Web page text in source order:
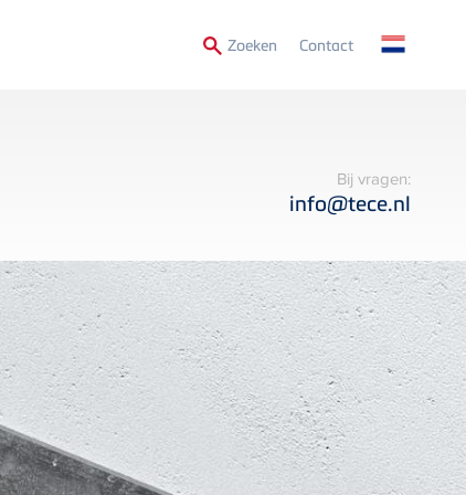
Zoeken Secondary
Contact
Bij vragen:
info@tece.nl